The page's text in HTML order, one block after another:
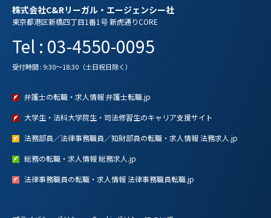
株式会社C&Rリーガル・エージェンシー社
東京都港区新橋四丁目1番1号 新虎通りCORE
Tel : 03-4550-0095
受付時間 : 9:30～18:30（土日祝日除く）
弁護士の転職・求人情報 弁護士転職.jp
大学生・法科大学院生・司法修習生のキャリア支援サイト
法務部員／法律事務職員／知財部員の転職・求人情報 法務求人.jp
総務の転職・求人情報 総務求人.jp
法律事務職員の転職・求人情報 法律事務職員転職.jp